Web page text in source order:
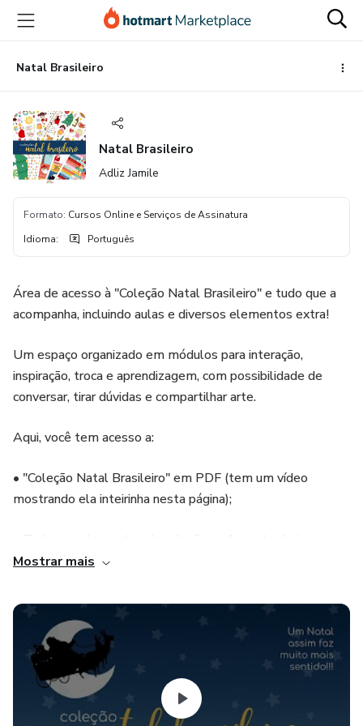
para
conteúdo
principal
para
pagamento
para
rodapé
Natal Brasileiro
Natal Brasileiro
Adliz Jamile
Formato: Cursos Online e Serviços de Assinatura
Idioma: Português
Área de acesso à "Coleção Natal Brasileiro" e tudo que a
acompanha, incluindo aulas e diversos elementos extra!
Um espaço organizado em módulos para interação,
inspiração, troca e aprendizagem, com possibilidade de
conversar, tirar dúvidas e compartilhar arte.
Aqui, você tem acesso a:
• "Coleção Natal Brasileiro" em PDF (tem um vídeo
mostrando ela inteirinha nesta página);
PNG;
• Um December Daily inspiracional e projetos
inspiracionais, organizados e longe das distrações das
redes sociais, para te dar ideias de como usar a coleção;
• Todos os elementos que forem produzidos para esse
December Daily e para qualquer projeto feito com a
Mostrar mais